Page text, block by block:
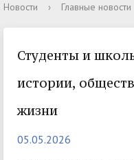
Новости
› Главные новости
Студенты и
истории,
жизни
05.05.2026